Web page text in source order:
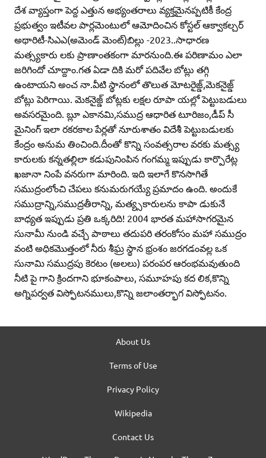
దేశ వ్యాప్తంగా పెద్ద ఎత్తున అభ్యంతరాలు వ్యక్తమైనప్పటికీ కేంద్ర
ప్రభుత్వం ఇటీవల పార్లమెంటులో ఆమోదించిన కోస్టల్‌ ఆక్వాకల్చర్‌
అథారిటీ-సిఎఎ(అమెండ్‌ మెంట్‌)బిల్లు -2023..సాధారణ
మత్స్యకారు లకు ప్రాణాంతకంగా మారనుంది.ఈ పరిణామం ఎలా
జరిగిందో చూద్దాం.గత ఏడా దికి మరో పదివేల బోట్లు తగ్గి
ఉంటాయని అంచ నా.వీటి స్థానంలో తొలుత మోటరైజ్డ్‌,మెకనైజ్డ్‌
బోట్లు పెరిగాయి. మెకనైజ్డ్‌ బోట్లకు లక్షల రూపా యల్లో పెట్టుబడులు
అవసరమైంది. బ్లూ ఎకానమి,సముద్ర ఆధారిత టూరిజం,డీప్‌ సీ
మైనింగ్‌ ఇలా రకరకాల పేర్లతో నూరుశాతం విదేశీ పెట్టుబడులకు
కేంద్రం అనుమ తించింది.దీంతో కొన్ని సంవత్సరాల వరకు మత్స్య
కారులకు కన్నతల్లిలా కడుపునింపిన గంగమ్మ ఇప్పుడు కార్పొరేట్ల
ఖజానా నింపే వనరుగా మారింది. ఇది ఇలాగే కొనసాగితే
సముద్రంలోంచి చేపలు కనుమరుగయ్యే ప్రమాదం ఉంది. అందుకే
సముద్రాన్ని,సముద్రతీరాన్ని, మత్య్సకారులను కాపా డుకునే
బాధ్యత ఇప్పుడు ప్రతి ఒక్కరిది! 2004 భారత మహాసాగరమైన
సునామీ నుండి వచ్చే పాఠాలు తదుపరి తరంకోసం మహా సముద్రం
వంటి అధికమొత్తంలో నీరు శీఘ్ర స్థాన భ్రంశం జరగడంవల్ల ఒక
సునామి సముద్రపు కెరటం (అలలు) పరంపర ఆరంభమవుతుంది
నీటి పై గాని క్రిందగాని భూకంపాలు, సమూహపు కద లిక,కొన్ని
అగ్నిపర్వత విస్ఫోటనములు,కొన్ని జలాంతర్భాగ విస్ఫోటనం.
About Us
Terms of Use
Privacy Policy
Wikipedia
Contact Us